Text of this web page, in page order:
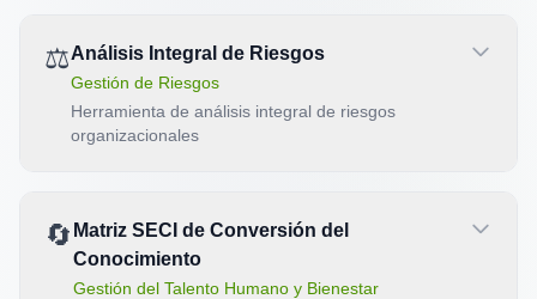
⚖️Análisis Integral de Riesgos
Gestión de Riesgos
Herramienta de análisis integral de riesgos
organizacionales
🔄 Matriz SECI de Conversión del
Conocimiento
Gestión del Talento Humano y Bienestar